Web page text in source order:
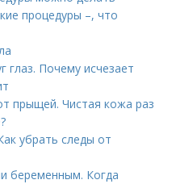
процедуры –, что
глаз. Почему исчезает
прыщей. Чистая кожа раз
убрать следы от
беременным. Когда